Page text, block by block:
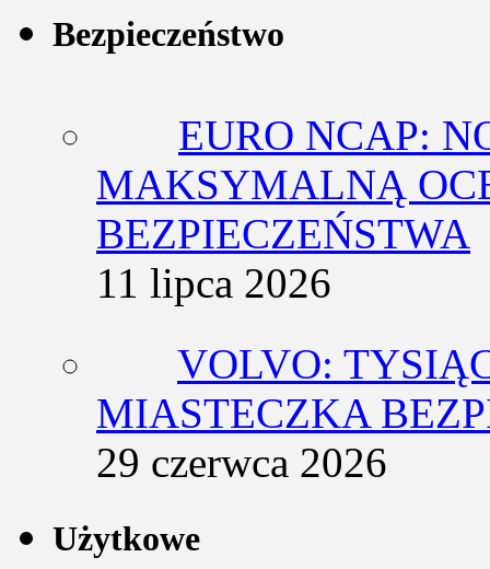
Bezpieczeństwo
EURO NCAP:
MAKSYMALNĄ
BEZPIECZEŃSTWA
11 lipca 2026
VOLVO:
MIASTECZKA
29 czerwca 2026
Użytkowe